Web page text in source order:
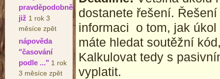
pravděpodobně
již 1 rok 3
měsíce zpět
nápověda
"časování
podle ..." 1 rok
3 měsíce zpět
dostanete řešení.
informaci o tom, jak
máte hledat soutěžní
Kalkulovat tedy s
vyplatit.